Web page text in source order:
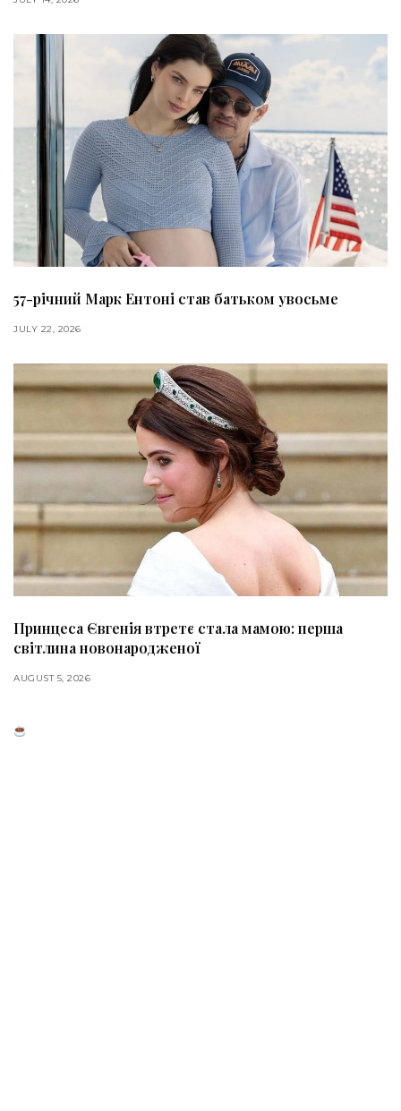
57-річний Марк Ентоні став батьком увосьме
JULY 22, 2026
Принцеса Євгенія втретє стала мамою: перша
світлина новонародженої
AUGUST 5, 2026